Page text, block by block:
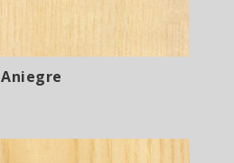
Aniegre